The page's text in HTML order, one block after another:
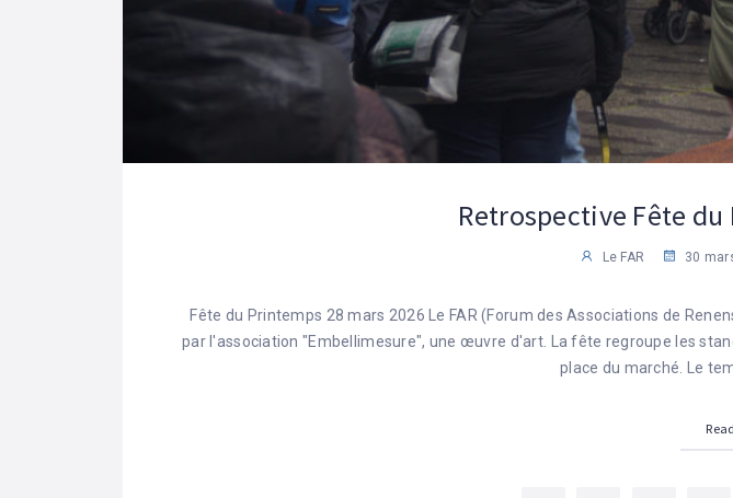
Retrospective Fête du
Le FAR 30
Fête du Printemps 28 mars 2026 Le FAR (Forum des Associations de
par l'association "Embellimesure", une œuvre d'art. La fête regroupe les
place du marché. Le